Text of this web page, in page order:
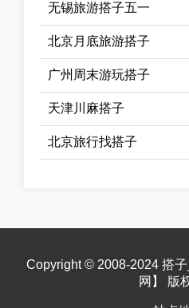
无锡旅游搭子五一
北京月底旅游搭子
广州周末游玩搭子
天津川麻搭子
北京旅行找搭子
Copyright © 2008-2024 搭
网】 版